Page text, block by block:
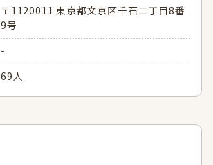
〒1120011 東京都文京区千石二丁目8番
9号
-
69人